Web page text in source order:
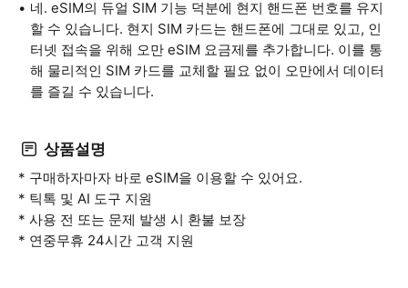
네. eSIM의 듀얼 SIM 기능 덕분에 현지 핸드폰 번호를 유지
할 수 있습니다. 현지 SIM 카드는 핸드폰에 그대로 있고, 인
터넷 접속을 위해 오만 eSIM 요금제를 추가합니다. 이를 통
해 물리적인 SIM 카드를 교체할 필요 없이 오만에서 데이터
를 즐길 수 있습니다.
상품설명
* 구매하자마자 바로 eSIM을 이용할 수 있어요.
* 틱톡 및 AI 도구 지원
* 사용 전 또는 문제 발생 시 환불 보장
* 연중무휴 24시간 고객 지원